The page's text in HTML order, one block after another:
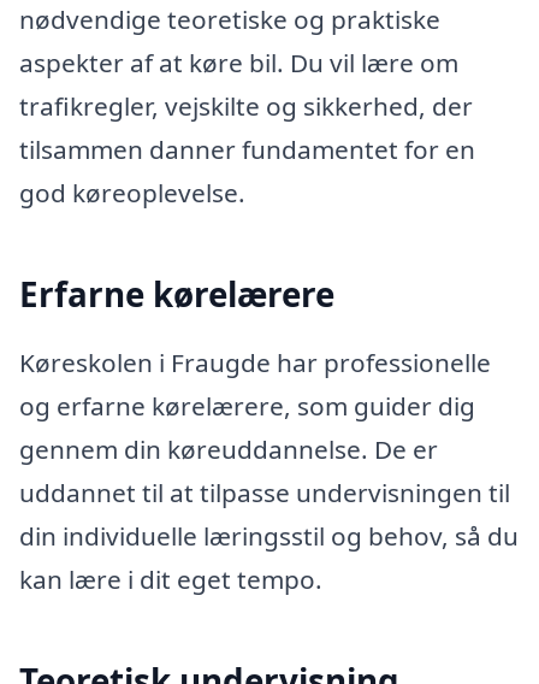
nødvendige teoretiske og praktiske
aspekter af at køre bil. Du vil lære om
trafikregler, vejskilte og sikkerhed, der
tilsammen danner fundamentet for en
god køreoplevelse.
Erfarne kørelærere
Køreskolen i Fraugde har professionelle
og erfarne kørelærere, som guider dig
gennem din køreuddannelse. De er
uddannet til at tilpasse undervisningen til
din individuelle læringsstil og behov, så du
kan lære i dit eget tempo.